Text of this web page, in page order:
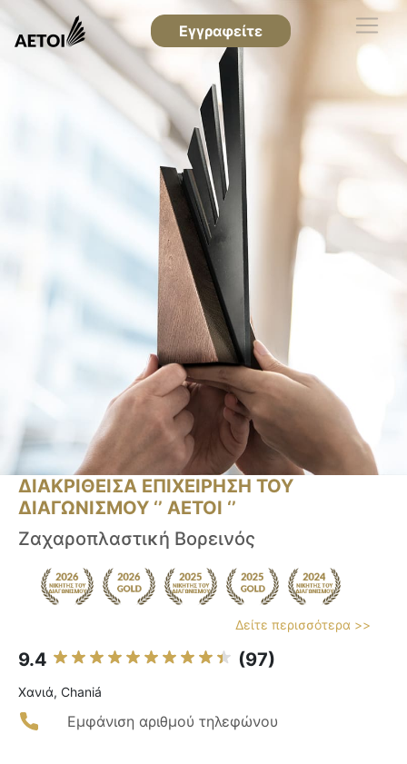
Εγγραφείτε
ΔΙΑΚΡΙΘΕΙΣΑ ΕΠΙΧΕΙΡΗΣΗ ΤΟΥ
ΔΙΑΓΩΝΙΣΜΟΥ ‘’ ΑΕΤΟΙ ‘’
Ζαχαροπλαστική Βορεινός
Δείτε περισσότερα >>
9.4 (97)
Χανιά, Chaniá
Εμφάνιση αριθμού τηλεφώνου